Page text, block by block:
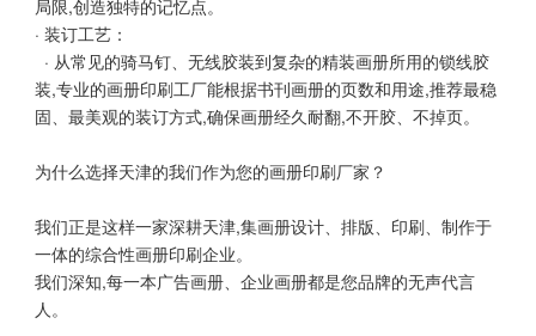
局限,创造独特的记忆点。
· 装订工艺：
· 从常见的骑马钉、无线胶装到复杂的精装画册所用的锁线胶
装,专业的画册印刷工厂能根据书刊画册的页数和用途,推荐最稳
固、最美观的装订方式,确保画册经久耐翻,不开胶、不掉页。
为什么选择天津的我们作为您的画册印刷厂家？
我们正是这样一家深耕天津,集画册设计、排版、印刷、制作于
一体的综合性画册印刷企业。
我们深知,每一本广告画册、企业画册都是您品牌的无声代言
人。